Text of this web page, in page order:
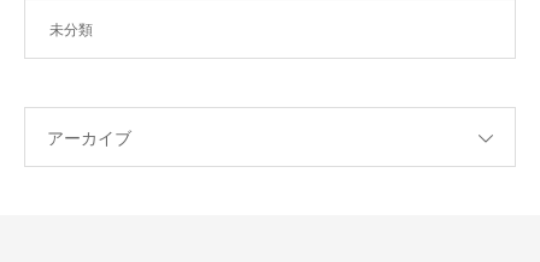
未分類
アーカイブ